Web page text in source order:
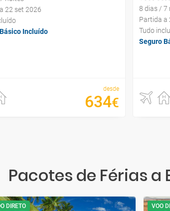
22 set 2026
Incluído
desde
634€
8 dias / 7
Partida a
Tudo
Seguro
Pacotes de Férias a
DIRETO VOO